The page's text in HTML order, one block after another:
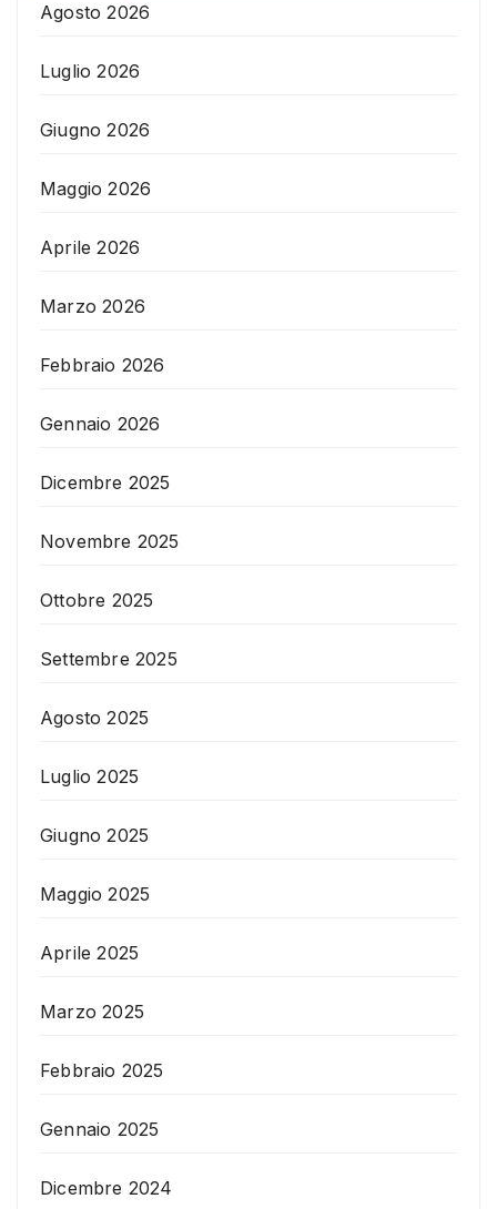
Agosto 2026
Luglio 2026
Giugno 2026
Maggio 2026
Aprile 2026
Marzo 2026
Febbraio 2026
Gennaio 2026
Dicembre 2025
Novembre 2025
Ottobre 2025
Settembre 2025
Agosto 2025
Luglio 2025
Giugno 2025
Maggio 2025
Aprile 2025
Marzo 2025
Febbraio 2025
Gennaio 2025
Dicembre 2024